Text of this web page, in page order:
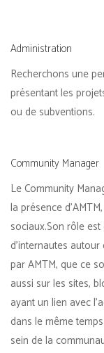
Administration
Recherchons une
présentant les
ou de subventions.
Community Manager
Le Community
la présence
sociaux.Son rôle
d’internautes
par AMTM, que ce
aussi sur les sites,
ayant un lien avec
dans le même
sein de la